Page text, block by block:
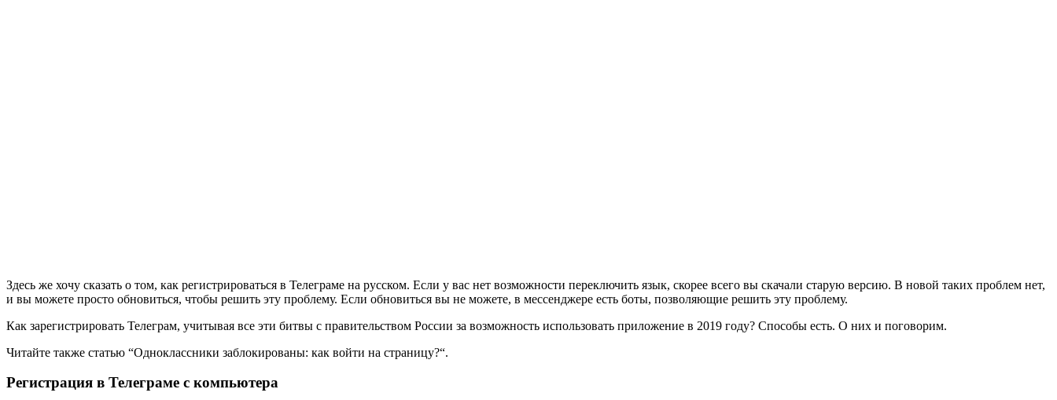
Здесь же хочу сказать о том, как регистрироваться в Телеграме на русском. Если у вас нет возможности переключить язык, скорее всего вы скачали старую версию. В новой таких проблем нет,
и вы можете просто обновиться, чтобы решить эту проблему. Если обновиться вы не можете, в мессенджере есть боты, позволяющие решить эту проблему.
Как зарегистрировать Телеграм, учитывая все эти битвы с правительством России за возможность использовать приложение в 2019 году? Способы есть. О них и поговорим.
Читайте также статью “Одноклассники заблокированы: как войти на страницу?“.
Регистрация в Телеграме с компьютера